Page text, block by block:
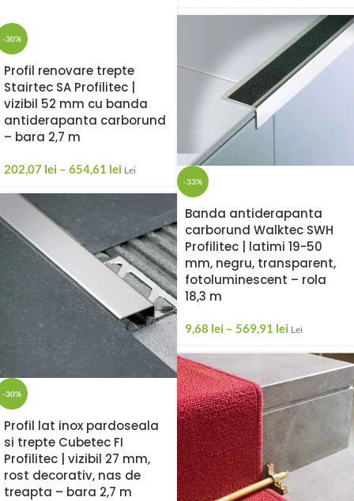
-30%
Profil renovare trepte
Stairtec SA Profilitec |
vizibil 52 mm cu banda
antiderapanta carborund
– bara 2,7 m
202,07 lei – 654,61 lei Lei
-33%
Banda antiderapanta
carborund Walktec SWH
Profilitec | latimi 19-50
mm, negru, transparent,
fotoluminescent – rola
18,3 m
9,68 lei – 569,91 lei Lei
-30%
Profil lat inox pardoseala
si trepte Cubetec FI
Profilitec | vizibil 27 mm,
rost decorativ, nas de
treapta – bara 2,7 m